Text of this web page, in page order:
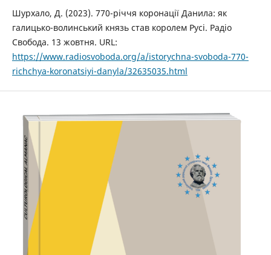
Шурхало, Д. (2023). 770-річчя коронації Данила: як
галицько-волинський князь став королем Русі. Радіо
Свобода. 13 жовтня. URL:
https://www.radiosvoboda.org/a/istorychna-svoboda-770-
richchya-koronatsiyi-danyla/32635035.html